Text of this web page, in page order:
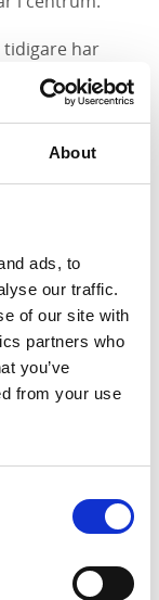
About
ads, to
our traffic.
of our site with
partners who
you’ve
from your use
tidigare har
sett till att
Nicolae där de
noggrant
med omtanke
hög
är sugen på
eller en
både mättar
mat och dryck,
del av olika